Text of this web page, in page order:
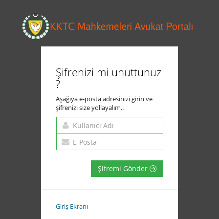
Şifrenizi mi unuttunuz
?
Aşağıya e-posta adresinizi girin ve
şifrenizi size yollayalım..
Şifremi Gönder
Giriş Ekranı